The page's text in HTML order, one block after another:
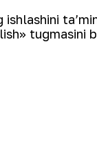
kompaniyalar
tayyor mahsulot
tugmasini